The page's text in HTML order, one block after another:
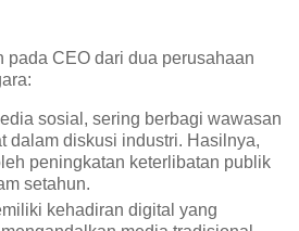
pada CEO dari dua perusahaan
sosial, sering berbagi wawasan
dalam diskusi industri. Hasilnya,
peningkatan keterlibatan publik
setahun.
kehadiran digital yang